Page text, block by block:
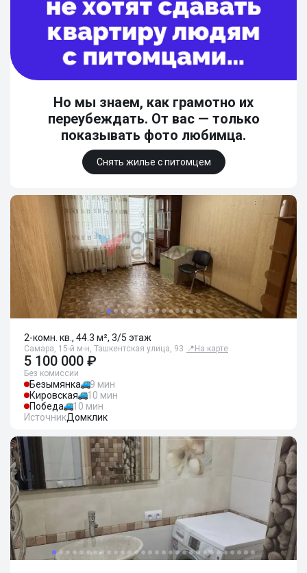
Но мы знаем, как грамотно их
переубеждать. От вас — только
показывать фото любимца.
Снять жилье с питомцем
2-комн. кв., 44.3 м², 3/5 этаж
Самара, 15-й м-н, Ташкентская улица, 93 📍 На карте
5 100 000 ₽
Без комиссии
Безымянка
9 мин
Кировская
10 мин
Победа
10 мин
ИсточникДомклик